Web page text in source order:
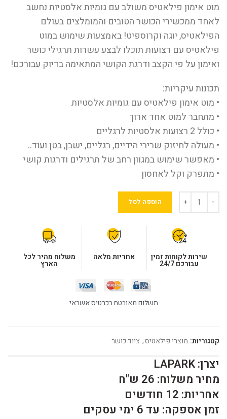
מוט אימון פילאטיס משולב עם גומיות אלסטיות נחשב
לאחד ממכשירי הכושר הטובים והמומלצים בעולם
הפילאטיס, יוגה וקרוספיט! באמצעות שימוש במוט
פילאטיס עם רצועות תוכלו לבצע עשרות תרגילי כושר
ואימון על פי הקצב ודרגת הקושי המתאימה בדיוק עבורכם!
תכונות עיקריות:
• מוט אימון פילאטיס עם גומיות אלסטיות
• מתחבר למוט אחד ארוך
• כולל 2 רצועות אלסטיות לרגליים
• מעולה לחיזוק שרירי הידיים, רגליים, ישבן, בטן ועוד..
• מאפשר שימוש במגוון רחב של תרגילים ודרגות קושי
• מתפרק וקל לאחסון
הוספה לסל
שירות לקוחות זמין
עבורכם 24/7
אחריות מלאה משלוח מהיר לכל
הארץ
תשלום מאובטח בכרטיס אשראי
קטגוריות: מוצרי פילאטיס, ציוד כושר
יצרן: LAPARK
מחיר משלוח: 26 ש"ח
אחריות: 12 חודשים
זמן אספקה: עד 6 ימי עסקים